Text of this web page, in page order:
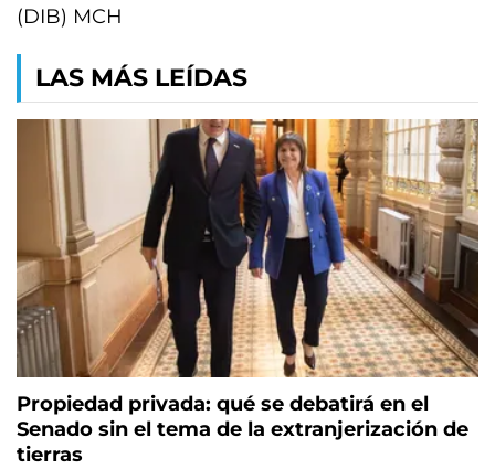
(DIB) MCH
LAS MÁS LEÍDAS
Propiedad privada: qué se debatirá en el
Senado sin el tema de la extranjerización de
tierras